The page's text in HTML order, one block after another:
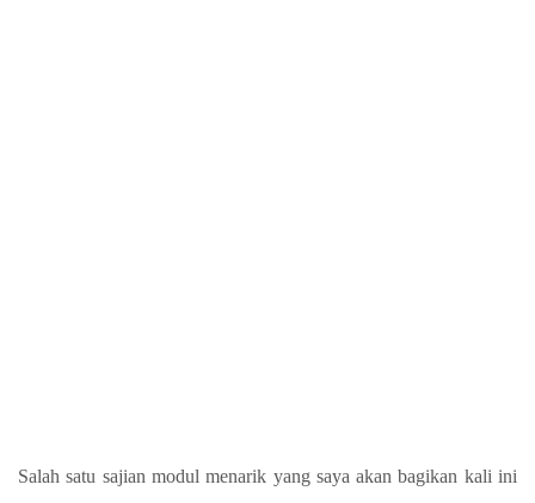
Salah satu sajian modul menarik yang saya akan bagikan kali ini